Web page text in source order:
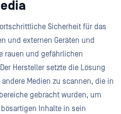
Sicherheit für das
und externen Geräten und
rauen und gefährlichen
Hersteller setzte die Lösung
Medien zu scannen, die in
gebracht wurden, um
Inhalte in sein